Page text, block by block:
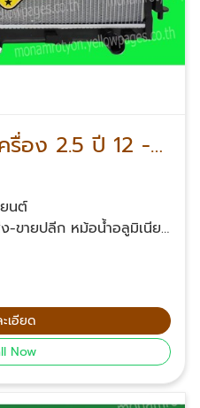
รื่อง 2.5 ปี 12 -
นต์
-ขายปลีก หม้อน้ำอลูมิเนียม
คุณภาพส่งออก มีทุกรุ่น
4142 Email:
เอียด
Now